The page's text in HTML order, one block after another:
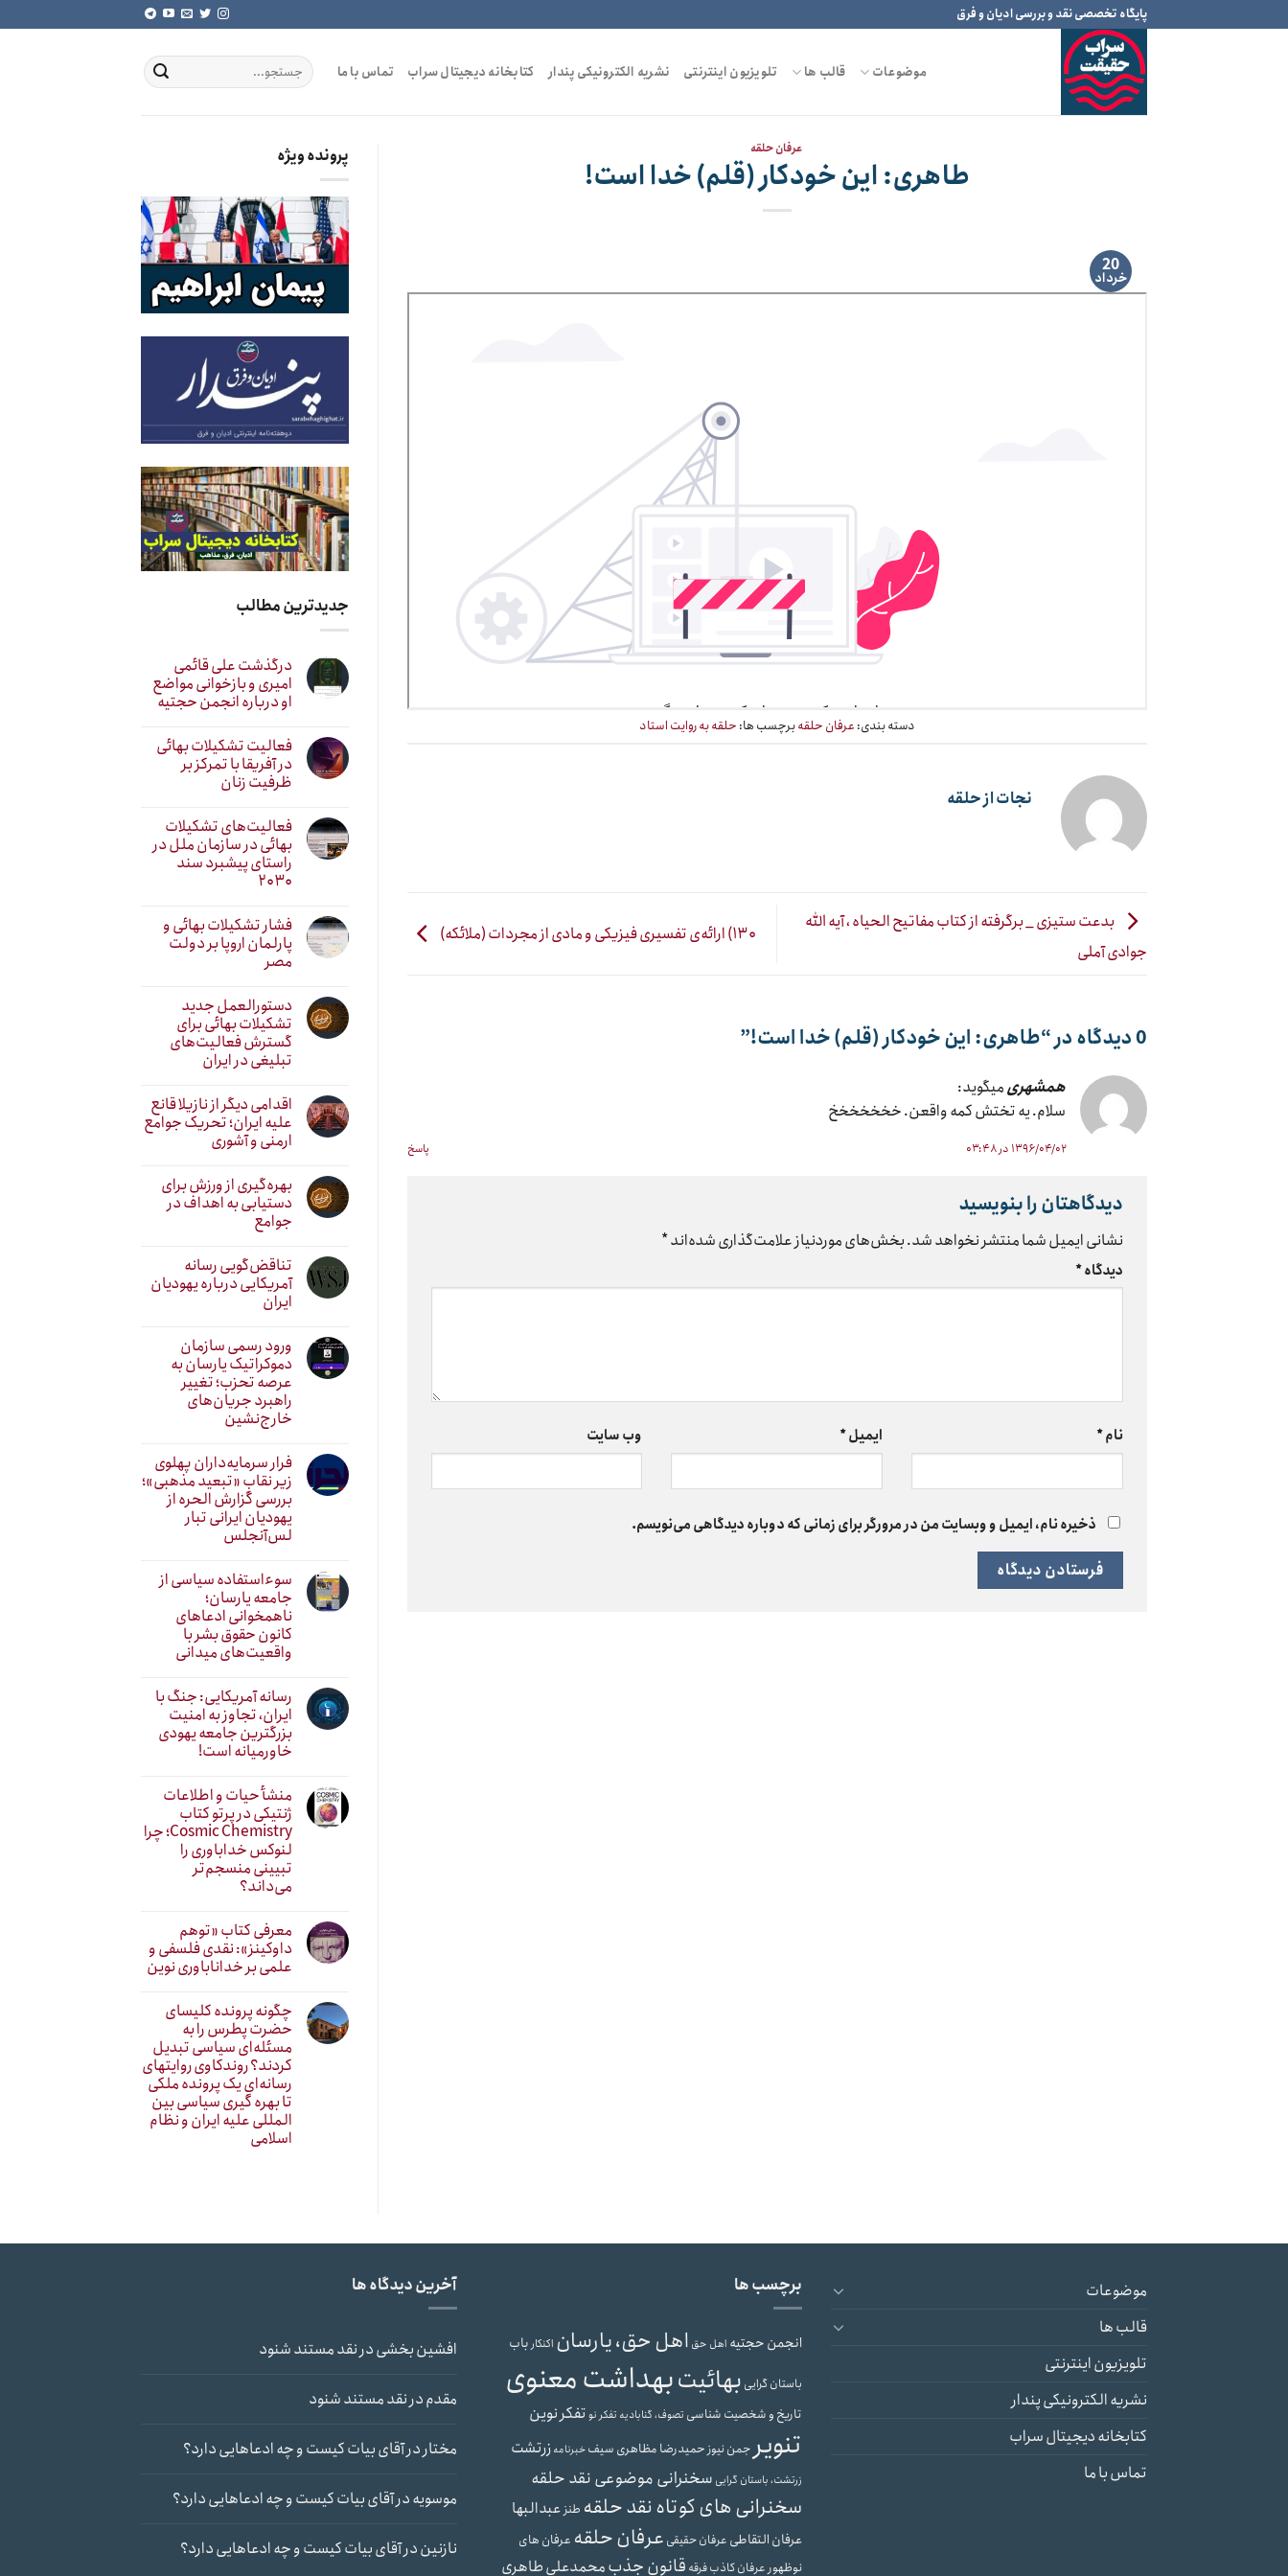
to
پایگاه تخصصی نقد و بررسی ادیان و فرق
موضوعات قالب ها تلویزیون اینترنتی نشریه الکترونیکی پندار کتابخانه دیجیتال سراب تماس با ما
عرفان حلقه
طاهری: این خودکار (قلم) خدا است!
20
خرداد
دسته بندی: عرفان حلقهبرچسب ها: حلقه به روایت استاد
نجات از حلقه
بدعت ستیزی _ برگرفته از کتاب مفاتیح الحیاه ، آیه الله
جوادی آملی
۱۳۰) ارائه‌ی تفسیری فیزیکی و مادی از مجردات (ملائکه)
0 دیدگاه در “ طاهری: این خودکار (قلم) خدا است!”
همشهریمیگوید:
سلام. یه تختش کمه واقعن. خخخخخخخ
۱۳۹۶/۰۴/۰۲ در ۰۳:۴۸ پاسخ
دیدگاهتان را بنویسید
نشانی ایمیل شما منتشر نخواهد شد.بخش‌های موردنیاز علامت‌گذاری شده‌اند*
دیدگاه*
نام* ایمیل* وب‌ سایت
ذخیره نام، ایمیل و وبسایت من در مرورگر برای زمانی که دوباره دیدگاهی می‌نویسم.
پرونده ویژه
جدیدترین مطالب
درگذشت علی قائمی
امیری و بازخوانی مواضع
او درباره انجمن حجتیه
فعالیت تشکیلات بهائی
در آفریقا با تمرکز بر
ظرفیت زنان
فعالیت‌های تشکیلات
بهائی در سازمان ملل در
راستای پیشبرد سند
۲۰۳۰
فشار تشکیلات بهائی و
پارلمان اروپا بر دولت
مصر
دستورالعمل جدید
تشکیلات بهائی برای
گسترش فعالیت‌های
تبلیغی در ایران
اقدامی دیگر از نازیلا قانع
علیه ایران؛ تحریک جوامع
ارمنی و آشوری
بهره‌گیری از ورزش برای
دستیابی به اهداف در
جوامع
تناقض‌گویی رسانه
آمریکایی درباره یهودیان
ایران
ورود رسمی سازمان
دموکراتیک یارسان به
عرصه تحزب؛ تغییر
راهبرد جریان‌های
خارج‌نشین
فرار سرمایه‌داران پهلوی
زیر نقابِ «تبعید مذهبی»؛
بررسی گزارش الحره از
یهودیان ایرانی تبار
لس‌آنجلس
سوءاستفاده سیاسی از
جامعه یارسان؛
ناهمخوانی ادعاهای
کانون حقوق بشر با
واقعیت‌های میدانی
رسانه آمریکایی: جنگ با
ایران، تجاوز به امنیت
بزرگترین جامعه یهودی
خاورمیانه است!
منشأ حیات و اطلاعات
ژنتیکی در پرتو کتاب
Cosmic Chemistry؛ چرا
لنوکس خداباوری را
تبیینی منسجم‌تر
می‌داند؟
معرفی کتاب «توهم
داوکینز»: نقدی فلسفی و
علمی بر خداناباوری نوین
چگونه پرونده کلیسای
حضرت پطرس را به
مسئله‌ای سیاسی تبدیل
کردند؟ روندکاوی روایتهای
رسانه‌ایِ یک پرونده ملکی
تا بهره گیری سیاسی بین
المللی علیه ایران و نظام
اسلامی
موضوعات
قالب ها
تلویزیون اینترنتی
نشریه الکترونیکی پندار
کتابخانه دیجیتال سراب
تماس با ما
برچسب ها
انجمن حجتیه اهل حق اهل حق، یارسان اکنکارباب
باستان گرایی بهائیتبهداشت معنوی
تاریخ و شخصیت شناسی تصوف، گنابادیه تفکر نوتفکر نوین
تنویر جمن نیوزحمیدرضا مظاهری سیفخبرنامهزرتشت
زرتشت، باستان گرایی سخنرانی موضوعی نقد حلقه
سخنرانی های کوتاه نقد حلقه طنزعبدالبها
عرفان التقاطی عرفان حقیقی عرفان حلقه عرفان های
نوظهورعرفان کاذبفرقه قانون جذبمحمدعلی طاهری
آخرین دیدگاه ها
افشین بخشیدرنقد مستند شنود
مقدمدرنقد مستند شنود
مختاردرآقای بیات کیست و چه ادعاهایی دارد؟
موسویهدرآقای بیات کیست و چه ادعاهایی دارد؟
نازنیندرآقای بیات کیست و چه ادعاهایی دارد؟